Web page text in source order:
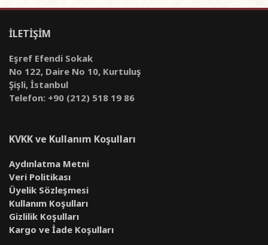
İLETİŞİM
Eşref Efendi Sokak
No 122, Daire No 10, Kurtuluş
Şişli, İstanbul
Telefon: +90 (212) 518 19 86
KVKK ve Kullanım Koşulları
Aydınlatma Metni
Veri Politikası
Üyelik Sözleşmesi
Kullanım Koşulları
Gizlilik Koşulları
Kargo ve İade Koşulları